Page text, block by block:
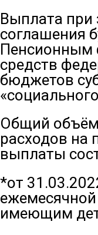
Выплата при
соглашения
Пенсионным
средств
бюджетов
Общий
расходов на
выплаты
*от
имеющим